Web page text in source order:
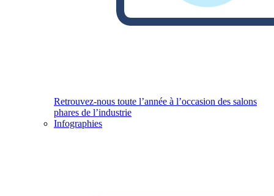
Retrouvez-nous toute l’année à l’occasion des salons
phares de l’industrie
Infographies